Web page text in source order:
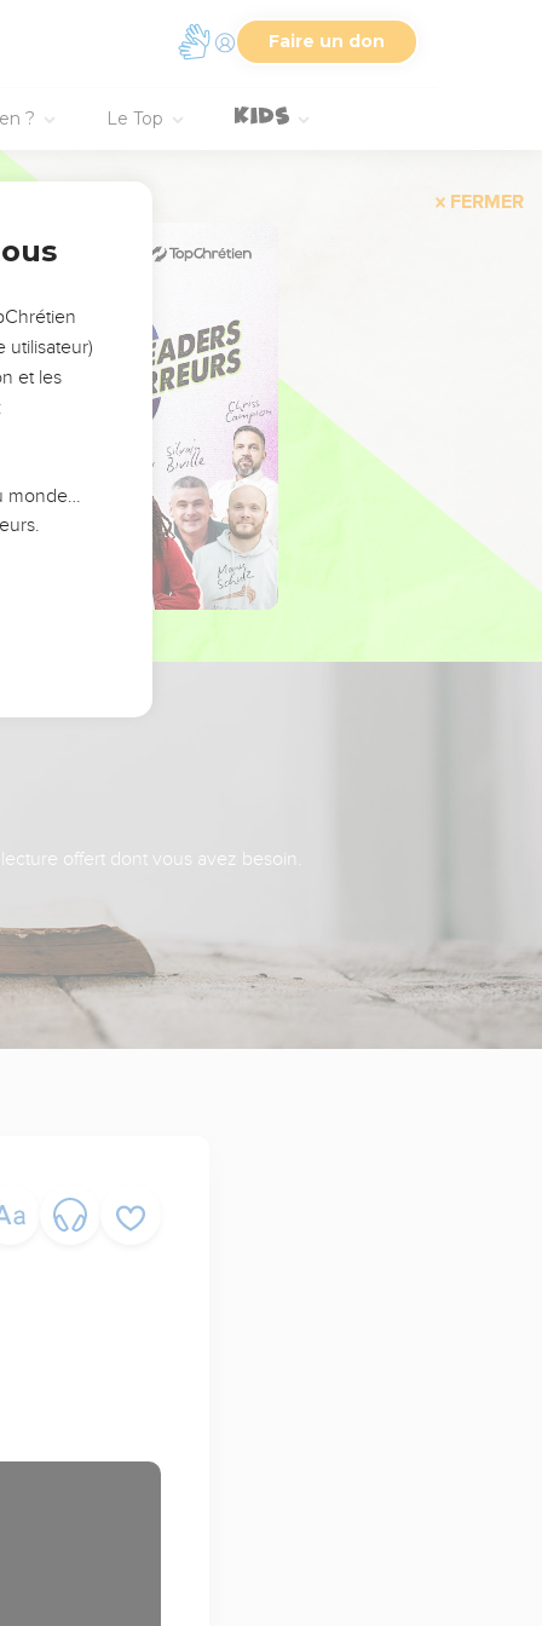
Faire un don
? Le Top
FERMER
offert dont vous avez besoin.
utilisateur)
et les
monde…